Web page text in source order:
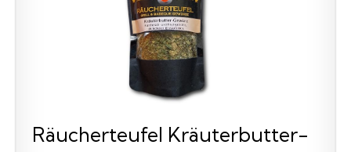
Räucherteufel Kräuterbutter-